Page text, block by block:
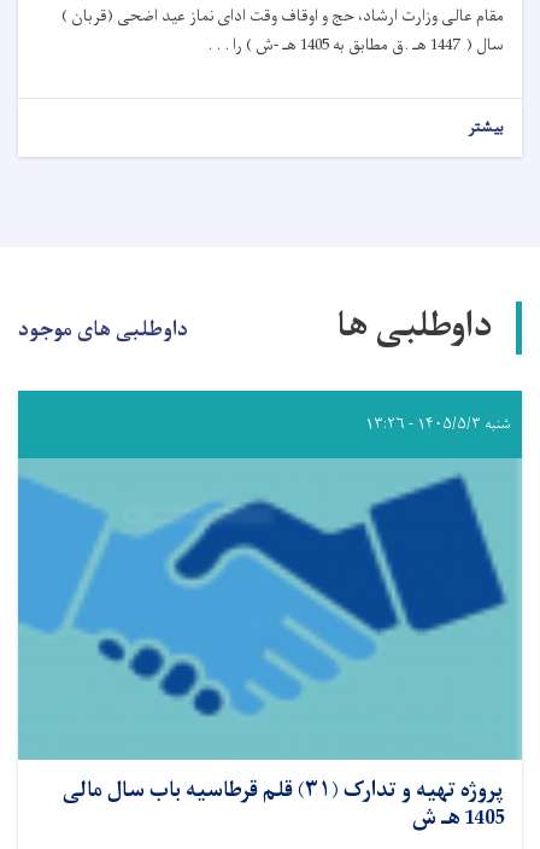
مقام عالی وزارت ارشاد، حج و اوقاف وقت ادای نماز عید اضحی (قربان )
سال ( 1447 هـ .ق مطابق به 1405 هـ -ش ) را . . .
بیشتر
داوطلبی ها داوطلبی های موجود
شنبه ۱۴۰۵/۵/۳ - ۱۳:۲۶
پروژه تهیه و تدارک (۳۱) قلم قرطاسیه باب سال مالی
1405 هـ ش